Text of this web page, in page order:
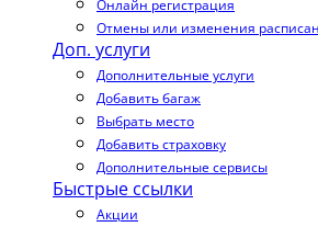
Онлайн регистрация
Отмены или изменения
Доп. услуги
Дополнительные услуги
Добавить багаж
Выбрать место
Добавить страховку
Дополнительные сервисы
Быстрые ссылки
Акции